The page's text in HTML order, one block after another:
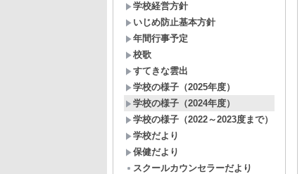
学校経営方針
いじめ防止基本方針
年間行事予定
校歌
すてきな雲出
学校の様子（2025年度）
学校の様子（2024年度）
学校の様子（2022～2023度まで）
学校だより
保健だより
スクールカウンセラーだより